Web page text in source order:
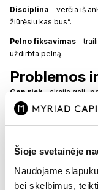
Šioje svetainėje
Naudojame
bei skelbimus,
Disciplina – verčia iš
žiūrėsiu kas bus”.
Pelno fiksavimas –
uždirbta pelną.
Problemos
Gap risk – akcija gali
po blogų naujienų.
Whipsaw– kaina
Likvidumo problema–
dideliu slippage. Stop-